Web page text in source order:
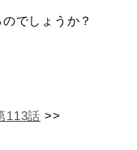
でしょうか？
113話 >>